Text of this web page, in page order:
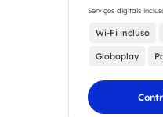
Serviços digitais
Wi-Fi incluso
Globoplay